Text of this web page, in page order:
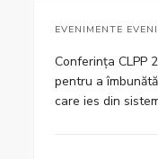
EVENIMENTE
Conferința CLPP
pentru a
care ies din